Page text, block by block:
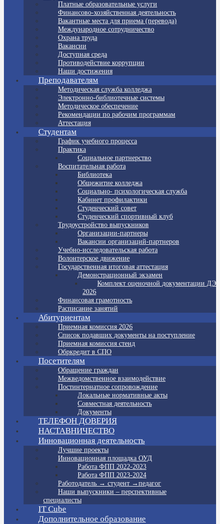
Платные образовательные услуги
Финансово-хозяйственная деятельность
Вакантные места для приема (перевода)
Международное сотрудничество
Охрана труда
Вакансии
Доступная среда
Противодействие коррупции
Наши достижения
Преподавателям
Методическая служба колледжа
Электронно-библиотечные системы
Методическое обеспечение
Рекомендации по рабочим программам
Аттестация
Студентам
График учебного процесса
Практика
Социальное партнерство
Воспитательная работа
Библиотека
Общежитие колледжа
Социально- психологическая служба
Кабинет профилактики
Студенческий совет
Студенческий спортивный клуб
Трудоустройство выпускников
Организации-партнеры
Вакансии организаций-партнеров
Учебно-исследовательская работа
Волонтерское движение
Государственная итоговая аттестация
Демонстрационный экзамен
Комплект оценочной документации ДЭ
2026
Финансовая грамотность
Расписание занятий
Абитуриентам
Приемная комиссия 2026
Список подавших документы на поступление
Приемная комиссия стенд
Обркредит в СПО
Посетителям
Обращение граждан
Межведомственное взаимодействие
Постинтернатное сопровождение
Локальные нормативные акты
Совместная деятельность
Документы
ТЕЛЕФОН ДОВЕРИЯ
НАСТАВНИЧЕСТВО
Инновационная деятельность
Лучшие проекты
Инновационная площадка ОУД
Работа ФПП 2022-2023
Работа ФПП 2023-2024
Работодатель → студент →педагог
Наши выпускники – перспективные
специалисты
IT Cube
Дополнительное образование